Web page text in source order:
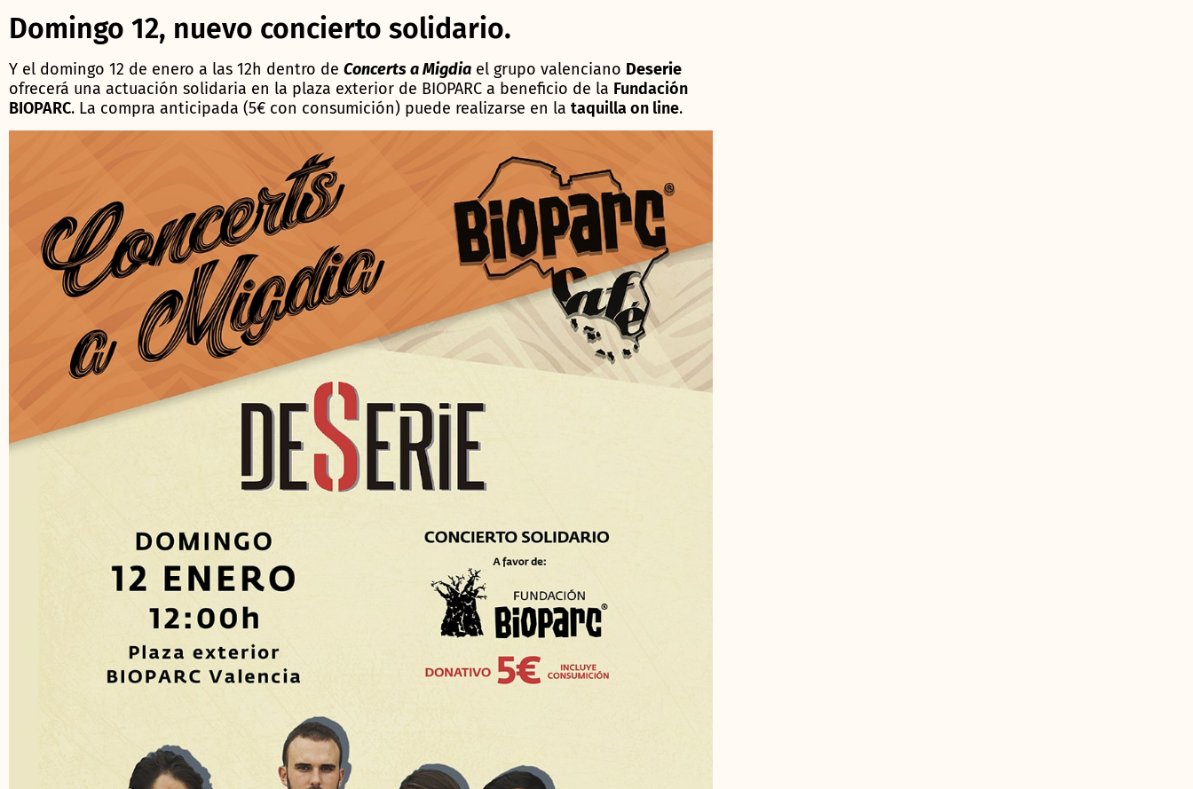
Domingo 12, nuevo concierto solidario.
Y el domingo 12 de enero a las 12h dentro de Concerts a Migdia el grupo valenciano Deserie
ofrecerá una actuación solidaria en la plaza exterior de BIOPARC a beneficio de la Fundación
BIOPARC. La compra anticipada (5€ con consumición) puede realizarse en la taquilla on line.